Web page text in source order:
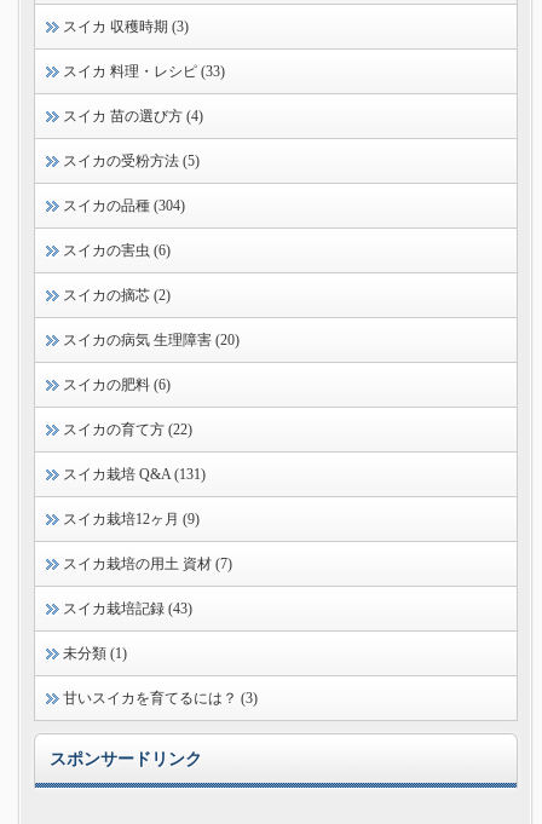
スイカ 収穫時期 (3)
スイカ 料理・レシピ (33)
スイカ 苗の選び方 (4)
スイカの受粉方法 (5)
スイカの品種 (304)
スイカの害虫 (6)
スイカの摘芯 (2)
スイカの病気 生理障害 (20)
スイカの肥料 (6)
スイカの育て方 (22)
スイカ栽培 Q&A (131)
スイカ栽培12ヶ月 (9)
スイカ栽培の用土 資材 (7)
スイカ栽培記録 (43)
未分類 (1)
甘いスイカを育てるには？ (3)
スポンサードリンク